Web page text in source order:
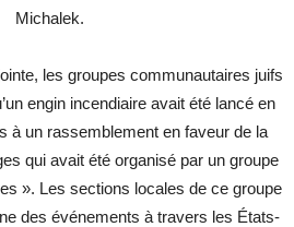
Michalek.
les groupes communautaires juifs
engin incendiaire avait été lancé en
à un rassemblement en faveur de la
qui avait été organisé par un groupe
». Les sections locales de ce groupe
des événements à travers les États-